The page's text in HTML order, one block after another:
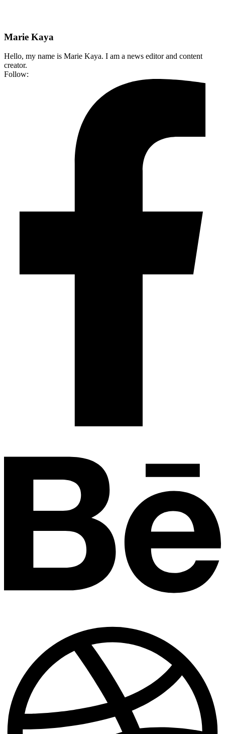
Marie Kaya
Hello, my name is Marie Kaya. I am a news editor and content
creator.
Follow: